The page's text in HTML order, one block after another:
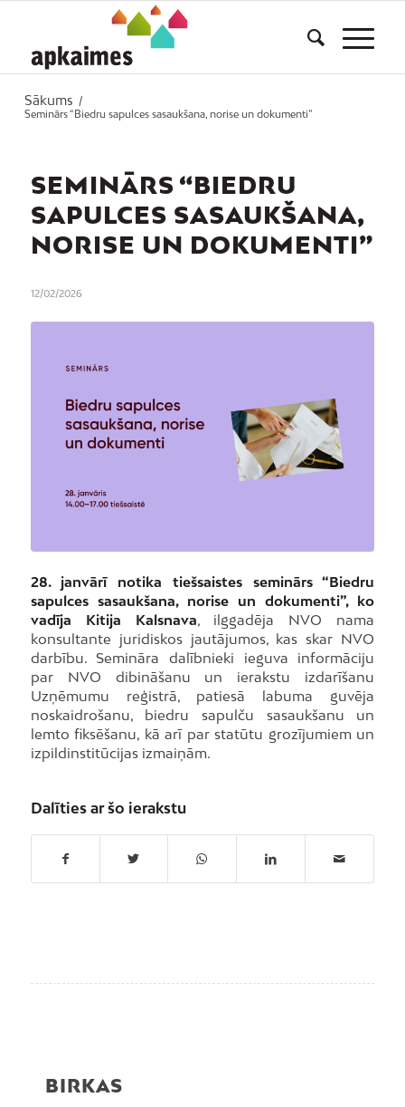
Sākums
/
Seminārs “Biedru sapulces sasaukšana, norise un dokumenti”
SEMINĀRS “BIEDRU
SAPULCES SASAUKŠANA,
NORISE UN DOKUMENTI”
12/02/2026
28. janvārī notika tiešsaistes seminārs “Biedru
sapulces sasaukšana, norise un dokumenti”, ko
vadīja Kitija Kalsnava , ilggadēja NVO nama
konsultante juridiskos jautājumos, kas skar NVO
darbību. Semināra dalībnieki ieguva informāciju
par NVO dibināšanu un ierakstu izdarīšanu
Uzņēmumu reģistrā, patiesā labuma guvēja
noskaidrošanu, biedru sapulču sasaukšanu un
lemto fiksēšanu, kā arī par statūtu grozījumiem un
izpildinstitūcijas izmaiņām.
Dalīties ar šo ierakstu
BIRKAS